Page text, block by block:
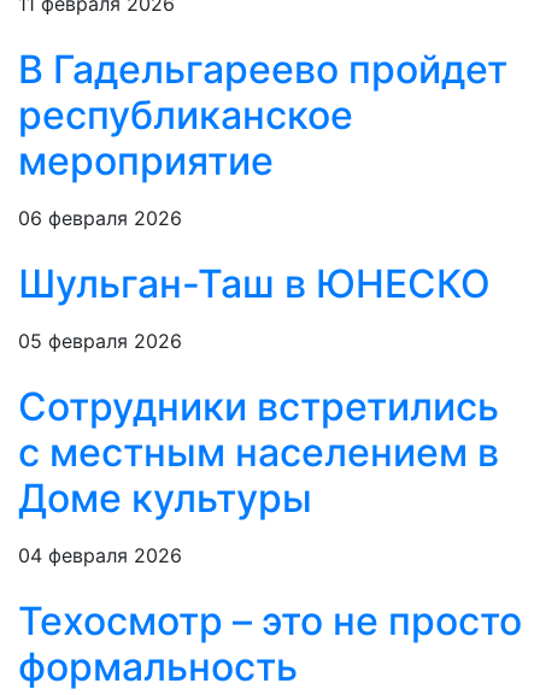
В Гадельгареево пройдет
республиканское
мероприятие
06 февраля 2026
Шульган-Таш в ЮНЕСКО
05 февраля 2026
Сотрудники встретились
с местным населением в
Доме культуры
04 февраля 2026
Техосмотр – это не просто
формальность